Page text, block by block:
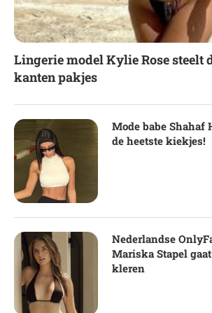
Lingerie model Kylie Rose steelt
kanten pakjes
Mode babe Shahaf
de heetste kiekjes!
Nederlandse
Mariska Stapel
kleren